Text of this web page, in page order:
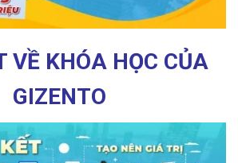
VỀ KHÓA HỌC CỦA
GIZENTO